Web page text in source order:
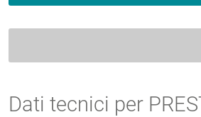
Dati tecnici per